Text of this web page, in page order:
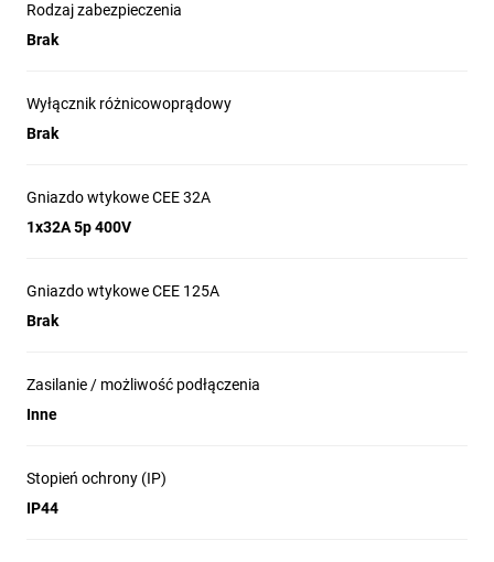
Rodzaj zabezpieczenia
Brak
Wyłącznik różnicowoprądowy
Brak
Gniazdo wtykowe CEE 32A
1x32A 5p 400V
Gniazdo wtykowe CEE 125A
Brak
Zasilanie / możliwość podłączenia
Inne
Stopień ochrony (IP)
IP44